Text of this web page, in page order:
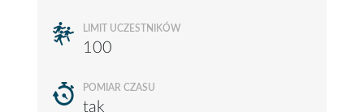
LIMIT UCZESTNIKÓW
100
POMIAR CZASU
tak